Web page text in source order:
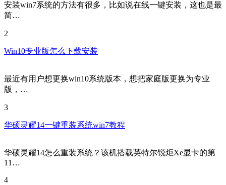
安装win7系统的方法有很多，比如说在线一键安装，这也是最
简…
2
Win10专业版怎么下载安装
最近有用户想更换win10系统版本，想把家庭版更换为专业
版，…
3
华硕灵耀14一键重装系统win7教程
华硕灵耀14怎么重装系统？该机搭载英特尔锐炬Xe显卡的第
11…
4